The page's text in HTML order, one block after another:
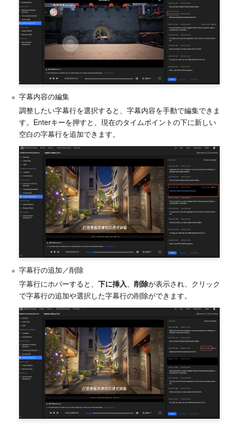
TDMQ for CMQ
Cloud Message Queue
Real-time Teleoperation
Game Multimedia Engine
Cloud Contact Center
StreamLink
Cloud Streaming Services
Video on Demand
Media Processing Service
Cloud Application Rendering
Cloud Virtual Desktop
メディアSDK
Mobile Live Video Broadcasting
User Generated Short Video SDK
Tencent Effect SDK
教育サービス
Tencent Interactive Whiteboard
医療サービス
Tencent HealthCare Omics Platform
Digital and Intelligent Medical Imaging Platform
Intelligent Guidance
Intelligent Pre-Consultation
クラウドリソース管理
API
SDK
Tencent Cloud Smart Advisor
Tag
Tencent Infrastructure Automation for Terraform
Cloud Access Management
CloudAudit
Config
Tencent Cloud Organization
Control Center
Identity Aware Platform
Tencent Smart Advisor-Chaotic Fault Generator
開発者ツール
Marketplace
Cloud Native Build
Tencent Cloud CodeBuddy
Tencent Cloud Code Analysis
Tencent Cloud Super App as a Service
ローコード
CloudBase
監視と運用
Tencent Cloud Observability Platform
Application Performance Management
Real User Monitoring
Cloud Automated Testing
TencentCloud Managed Service for Prometheus
Grafana
Event Bridge
Tencent Cloud Health Dashboard
Tencent Smart Advisor-Tencent RTC Copilot
API とツール
Cloud Migration
TencentCloud API
Tencent Cloud Command Line Interface
Software Product Announcements
Software Product Lifecycle Announcements
Enterprise Software
Tencent Cloud Enterprise
Tencent Cloud-native Suite
TencentDB
TDSQL
Big Data
Tencent Big Data Suite
その他
International Partners
About Account
Message Center
Operating System
TencentOS Server
字幕内容の編集
調整したい字幕行を選択すると、字幕内容を手動で編集できま
す。Enterキーを押すと、現在のタイムポイントの下に新しい
空白の字幕行を追加できます。
字幕行の追加／削除
字幕行にホバーすると、 下に挿入 削除が表示され、クリック
で字幕行の追加や選択した字幕行の削除ができます。